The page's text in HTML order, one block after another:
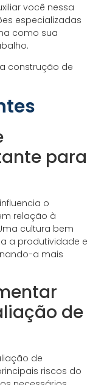
você nessa
especializadas
como sua
construção de
para
o
relação à
cultura bem
a produtividade e
a mais
de
de
riscos do